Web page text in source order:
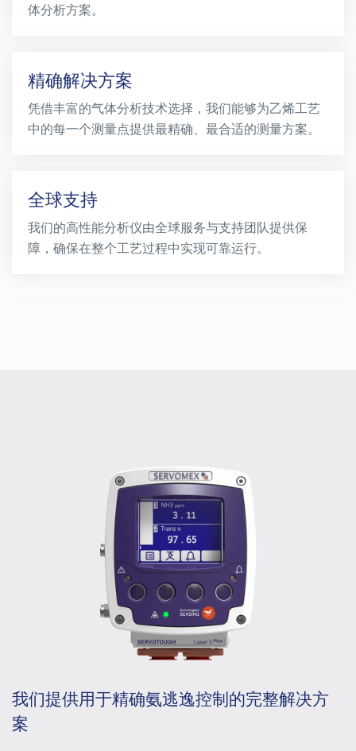
体分析方案。
精确解决方案
凭借丰富的气体分析技术选择，我们能够为乙烯工艺
中的每一个测量点提供最精确、最合适的测量方案。
全球支持
我们的高性能分析仪由全球服务与支持团队提供保
障，确保在整个工艺过程中实现可靠运行。
我们提供用于精确氨逃逸控制的完整解决方
案